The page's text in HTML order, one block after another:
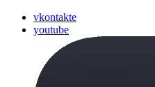
vkontakte
youtube